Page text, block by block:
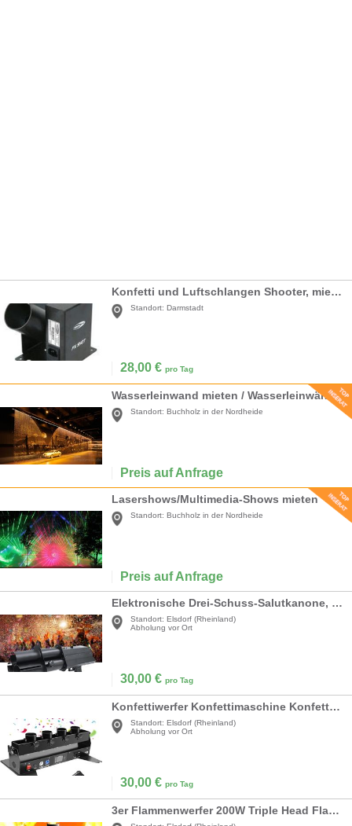
Konfetti und Luftschlangen Shooter, mieten
Standort: Darmstadt
28,00 € pro Tag
Wasserleinwand mieten / Wasserleinwände
Standort: Buchholz in der Nordheide
Preis auf Anfrage
Lasershows/Multimedia-Shows mieten
Standort: Buchholz in der Nordheide
Preis auf Anfrage
Elektronische Drei-Schuss-Salutkanone, Drahtlose Konfettikanone Hochzeitskonfettikanone elektrisch
Standort: Elsdorf (Rheinland)
Abholung vor Ort
30,00 € pro Tag
Konfettiwerfer Konfettimaschine Konfettikanone professionell ferngesteuert Schuss 6 - 12 m
Standort: Elsdorf (Rheinland)
Abholung vor Ort
30,00 € pro Tag
3er Flammenwerfer 200W Triple Head Flammenprojektor mit DMX512 Controller DJ Bühnenshow